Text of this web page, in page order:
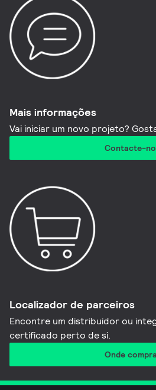
Mais informações​
Vai iniciar um novo projeto?
Contacte-
Localizador de parceiros
Encontre um distribuidor ou
certificado perto de si.
Onde